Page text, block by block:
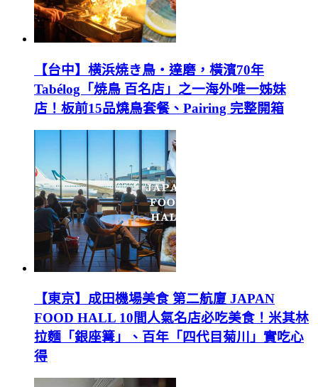
【台中】横浜焼き鳥‧達磨，橫濱70年
Tabélog「焼鳥 百名店」之一海外唯一姊妹
店！板前15品燒鳥套餐、Pairing 完整開箱
【東京】成田機場美食 第二航廈 JAPAN
FOOD HALL 10間人氣名店必吃美食！米其林
拉麵「銀座篝」、百年「四代目菊川」實吃心
得